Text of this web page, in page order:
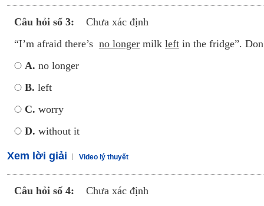
Câu hỏi số 3:
Chưa xác định
“I’m afraid there’s no longer milk left in the fridge”.
A. no longer
B. left
C. worry
D. without it
Xem lời giải Video lý thuyết
Câu hỏi số 4:
Chưa xác định